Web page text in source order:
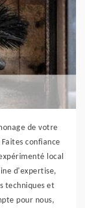
de votre
confiance
local
d'expertise,
techniques et
pour nous,